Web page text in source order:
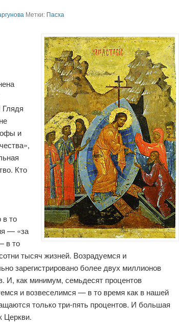
Метки: Пасха
Глядя
и
Кто
то
— «за
в то
тысяч жизней. Возрадуемся и
зарегистрировано более двух миллионов
И, как минимум, семьдесят процентов
и возвеселимся — в то время как в нашей
только три-пять процентов. И большая
Церкви.